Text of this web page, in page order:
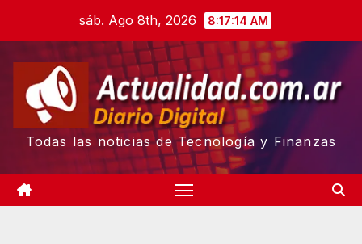
content
sáb. Ago 8th, 2026 8:17:14 AM
Todas las noticias de Tecnología y Finanzas